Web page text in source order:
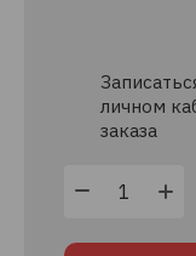
личном
заказа